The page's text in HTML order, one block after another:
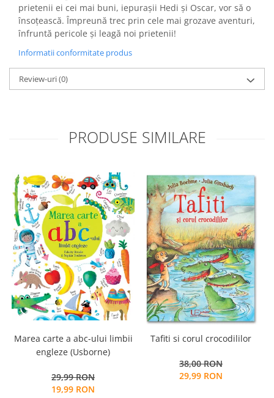
prietenii ei cei mai buni, iepurașii Hedi și Oscar, vor să o
însoțească. Împreună trec prin cele mai grozave aventuri,
înfruntă pericole și leagă noi prietenii!
Informatii conformitate produs
Review-uri(0)
PRODUSE SIMILARE
Marea carte a abc-ului limbii
engleze (Usborne)
29,99 RON
19,99 RON
Tafiti si corul crocodililor
38,00 RON
29,99 RON